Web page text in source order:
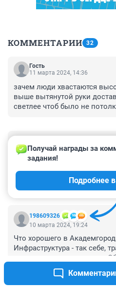
КОММЕНТАРИИ 32
Гость
11 марта 2024, 14:36
зачем люди хвастаются
выше вытянутой руки
светлее чтоб было не
10 марта 2024, 22:16
Я знаю нескольких учёных,
всю жизнь живут в
ремонта. В таких условиях.
198609326
Получай награды за
задания!
Подробнее
10 марта 2024, 19:24
Что хорошего в
Инфраструктура - так себе,
- колотун, летом - жара, до
дойдёшь - сдуреешь.